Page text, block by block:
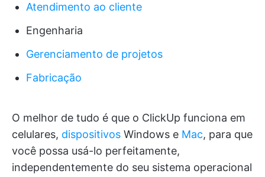
Atendimento ao cliente
Engenharia
Gerenciamento de projetos
Fabricação
O melhor de tudo é que o ClickUp funciona em
celulares, dispositivos Windows e Mac, para que
você possa usá-lo perfeitamente,
independentemente do seu sistema operacional